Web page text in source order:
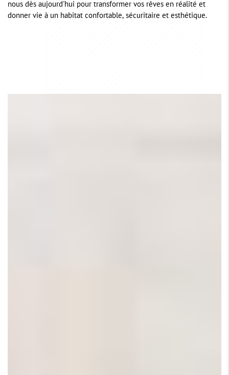
nous dès aujourd'hui pour transformer vos rêves en réalité et
donner vie à un habitat confortable, sécuritaire et esthétique.